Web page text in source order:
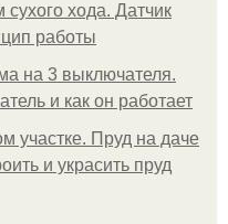
сухого хода. Датчик
работы
на 3 выключателя.
и как он работает
участке. Пруд на даче
и украсить пруд